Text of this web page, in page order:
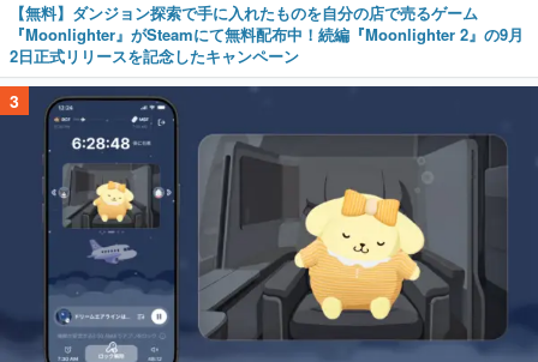
【無料】ダンジョン探索で手に入れたものを自分の店で売るゲーム
『Moonlighter』がSteamにて無料配布中！続編『Moonlighter 2』の9月
2日正式リリースを記念したキャンペーン
3